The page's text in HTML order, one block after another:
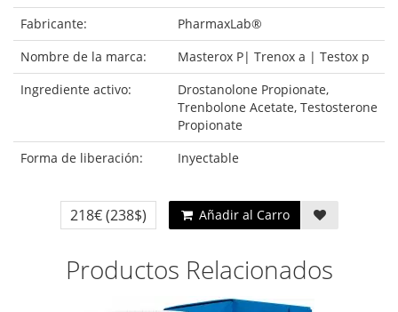
Fabricante:
PharmaxLab®
Nombre de la marca:
Masterox P| Trenox a | Testox p
Ingrediente activo:
Drostanolone Propionate,
Trenbolone Acetate, Testosterone
Propionate
Forma de liberación:
Inyectable
218€(238$) Añadir al Carro
Productos Relacionados